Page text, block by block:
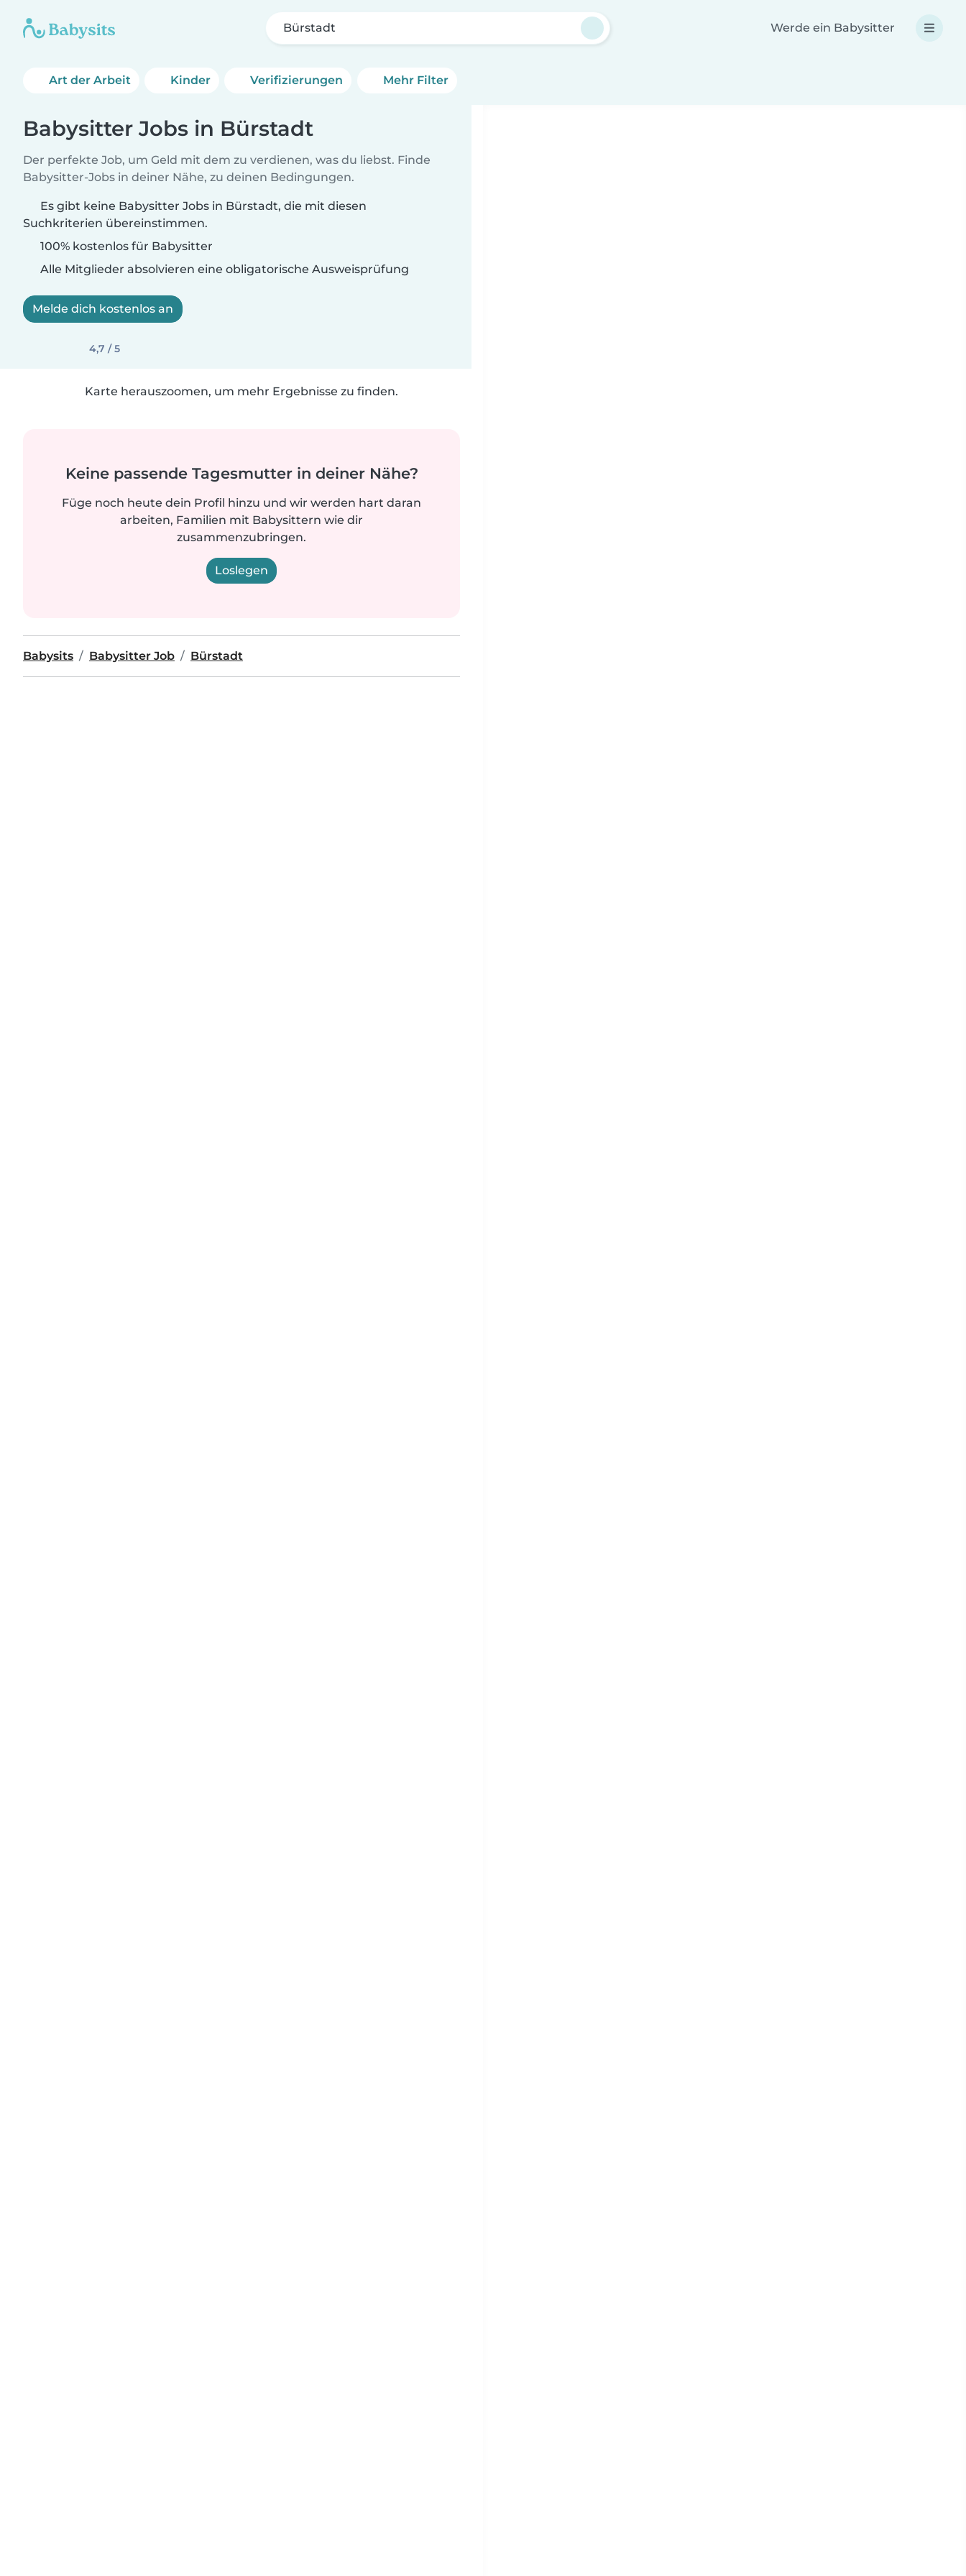
Bürstadt Werde ein Babysitter
Art der Arbeit Kinder Verifizierungen Mehr Filter
Babysitter Jobs in Bürstadt
Der perfekte Job, um Geld mit dem zu verdienen, was du liebst. Finde
Babysitter-Jobs in deiner Nähe, zu deinen Bedingungen.
Es gibt keine Babysitter Jobs in Bürstadt, die mit diesen
Suchkriterien übereinstimmen.
100% kostenlos für Babysitter
Alle Mitglieder absolvieren eine obligatorische Ausweisprüfung
Melde dich kostenlos an
4,7 / 5
Karte herauszoomen, um mehr Ergebnisse zu finden.
Keine passende Tagesmutter in deiner Nähe?
Füge noch heute dein Profil hinzu und wir werden hart daran
arbeiten, Familien mit Babysittern wie dir
zusammenzubringen.
Loslegen
Babysits Babysitter Job Bürstadt